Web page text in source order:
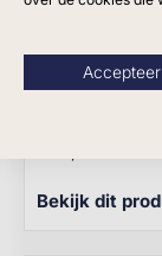
Vaas Eden
Bekijk dit